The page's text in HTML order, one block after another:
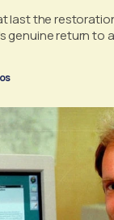
last the
genuine return to